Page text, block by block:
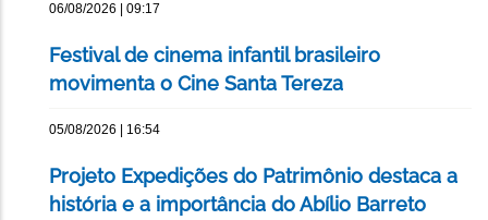
06/08/2026 | 09:17
Festival de cinema infantil brasileiro
movimenta o Cine Santa Tereza
05/08/2026 | 16:54
Projeto Expedições do Patrimônio destaca a
história e a importância do Abílio Barreto